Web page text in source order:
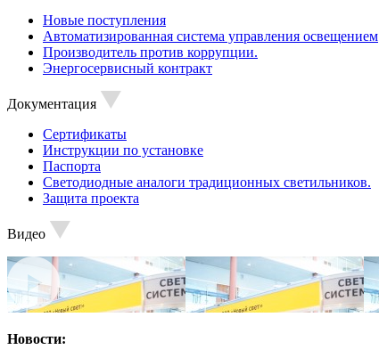
Новые поступления
Автоматизированная система управления освещением
Производитель против коррупции.
Энергосервисный контракт
Документация
Сертификаты
Инструкции по установке
Паспорта
Светодиодные аналоги традиционных светильников.
Защита проекта
Видео
Новости: